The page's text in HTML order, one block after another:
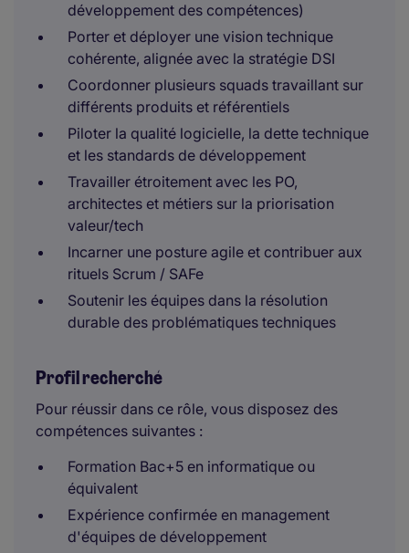
développement des compétences)
Porter et déployer une vision technique
cohérente, alignée avec la stratégie DSI
Coordonner plusieurs squads travaillant sur
différents produits et référentiels
Piloter la qualité logicielle, la dette technique
et les standards de développement
Travailler étroitement avec les PO,
architectes et métiers sur la priorisation
valeur/tech
Incarner une posture agile et contribuer aux
rituels Scrum / SAFe
Soutenir les équipes dans la résolution
durable des problématiques techniques
Profil recherché
Pour réussir dans ce rôle, vous disposez des
compétences suivantes :
Formation Bac+5 en informatique ou
équivalent
Expérience confirmée en management
d'équipes de développement